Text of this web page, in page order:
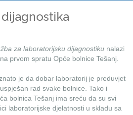
za laboratorijsku dijagnostiku nalazi
prvom spratu Opće bolnice Tešanj.
je da dobar laboratorij je preduvjet
rad svake bolnice. Tako i
bolnica Tešanj ima sreću da su svi
laboratorijske djelatnosti u skladu sa